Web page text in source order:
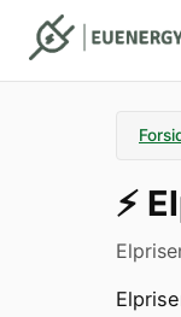
⚡️